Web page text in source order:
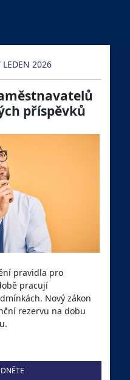
LEDEN 2026
příspěvků
pravidla pro
pracují
Nový zákon
rezervu na dobu